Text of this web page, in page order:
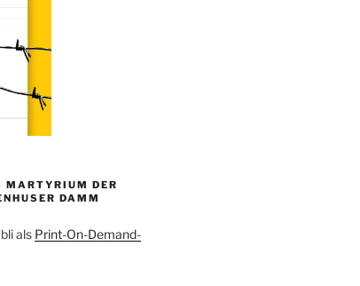
MARTYRIUM DER
DAMM
als Print-On-Demand-